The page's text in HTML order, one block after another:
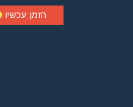
הזמן עכשיו